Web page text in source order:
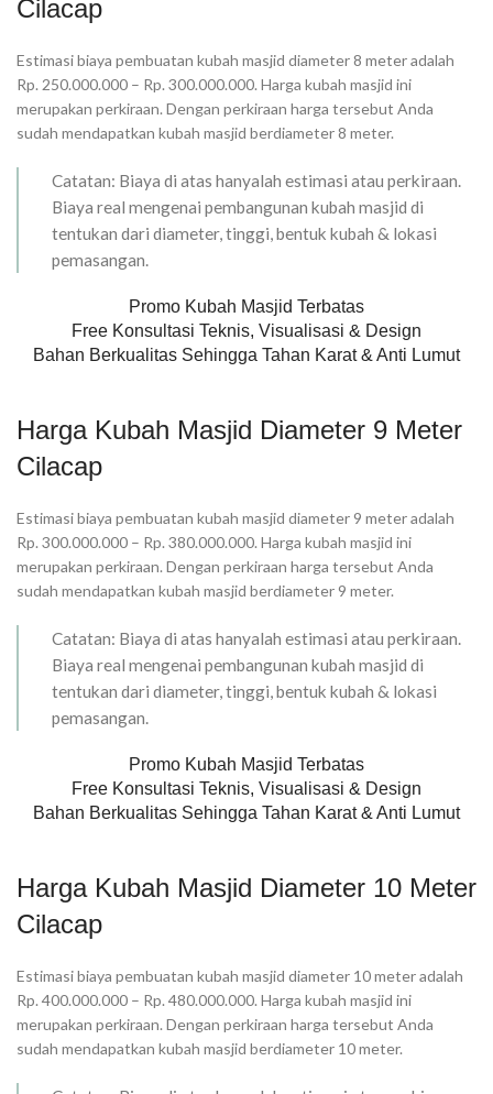
Cilacap
Estimasi biaya pembuatan kubah masjid diameter 8 meter adalah
Rp. 250.000.000 – Rp. 300.000.000. Harga kubah masjid ini
merupakan perkiraan. Dengan perkiraan harga tersebut Anda
sudah mendapatkan kubah masjid berdiameter 8 meter.
Catatan: Biaya di atas hanyalah estimasi atau perkiraan.
Biaya real mengenai pembangunan kubah masjid di
tentukan dari diameter, tinggi, bentuk kubah & lokasi
pemasangan.
Promo Kubah Masjid Terbatas
Free Konsultasi Teknis, Visualisasi & Design
Bahan Berkualitas Sehingga Tahan Karat & Anti Lumut
Harga Kubah Masjid Diameter 9 Meter
Cilacap
Estimasi biaya pembuatan kubah masjid diameter 9 meter adalah
Rp. 300.000.000 – Rp. 380.000.000. Harga kubah masjid ini
merupakan perkiraan. Dengan perkiraan harga tersebut Anda
sudah mendapatkan kubah masjid berdiameter 9 meter.
Catatan: Biaya di atas hanyalah estimasi atau perkiraan.
Biaya real mengenai pembangunan kubah masjid di
tentukan dari diameter, tinggi, bentuk kubah & lokasi
pemasangan.
Promo Kubah Masjid Terbatas
Free Konsultasi Teknis, Visualisasi & Design
Bahan Berkualitas Sehingga Tahan Karat & Anti Lumut
Harga Kubah Masjid Diameter 10 Meter
Cilacap
Estimasi biaya pembuatan kubah masjid diameter 10 meter adalah
Rp. 400.000.000 – Rp. 480.000.000. Harga kubah masjid ini
merupakan perkiraan. Dengan perkiraan harga tersebut Anda
sudah mendapatkan kubah masjid berdiameter 10 meter.